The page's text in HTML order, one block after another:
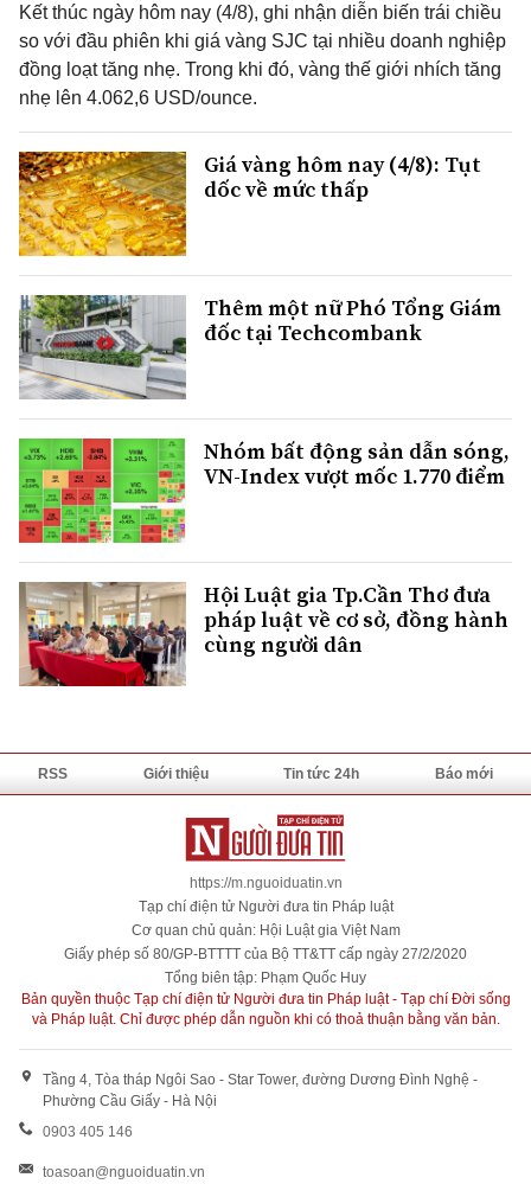
Kết thúc ngày hôm nay (4/8), ghi nhận diễn biến trái chiều
so với đầu phiên khi giá vàng SJC tại nhiều doanh nghiệp
đồng loạt tăng nhẹ. Trong khi đó, vàng thế giới nhích tăng
nhẹ lên 4.062,6 USD/ounce.
Giá vàng hôm nay (4/8): Tụt
dốc về mức thấp
Thêm một nữ Phó Tổng Giám
đốc tại Techcombank
Nhóm bất động sản dẫn sóng,
VN-Index vượt mốc 1.770 điểm
Hội Luật gia Tp.Cần Thơ đưa
pháp luật về cơ sở, đồng hành
cùng người dân
RSS Giới thiệu Tin tức 24h Báo mới
https://m.nguoiduatin.vn
Tạp chí điện tử Người đưa tin Pháp luật
Cơ quan chủ quản: Hội Luật gia Việt Nam
Giấy phép số 80/GP-BTTTT của Bộ TT&TT cấp ngày 27/2/2020
Tổng biên tập: Phạm Quốc Huy
Bản quyền thuộc Tạp chí điện tử Người đưa tin Pháp luật - Tạp chí Đời sống
và Pháp luật. Chỉ được phép dẫn nguồn khi có thoả thuận bằng văn bản.
Tầng 4, Tòa tháp Ngôi Sao - Star Tower, đường Dương Đình Nghệ -
Phường Cầu Giấy - Hà Nội
0903 405 146
toasoan@nguoiduatin.vn